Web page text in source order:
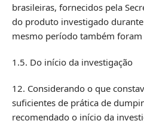
brasileiras, fornecidos pela
do produto investigado
mesmo período também
1.5. Do início da investigação
12. Considerando o que
suficientes de prática de
recomendado o início da